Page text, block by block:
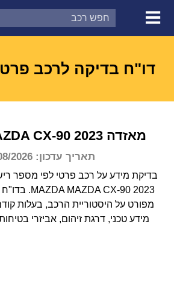
דו"ח בדיקה לרכב פרטי
מאזדה CX-90 2023
תאריך עדכון: 09/08/2026
MAZDA MAZDA CX-90 2023.
מפורט על היסטוריית הרכב, בעלות
מידע טכני, דרגת זיהום, אביזרי